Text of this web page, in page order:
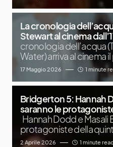
La cronologia
Stewart al cinema
cronologia dell’acqua
Water) arriva al cinema
17 Maggio 2026 1 minute
Bridgerton 5: Hannah
saranno le
Hannah Dodd e Masali
protagoniste della
2 Aprile 2026 1 minute